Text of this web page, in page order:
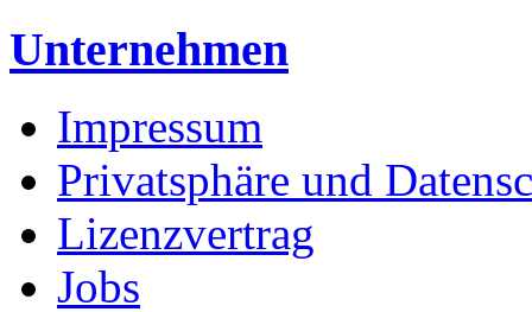
Unternehmen
Impressum
Privatsphäre und
Lizenzvertrag
Jobs